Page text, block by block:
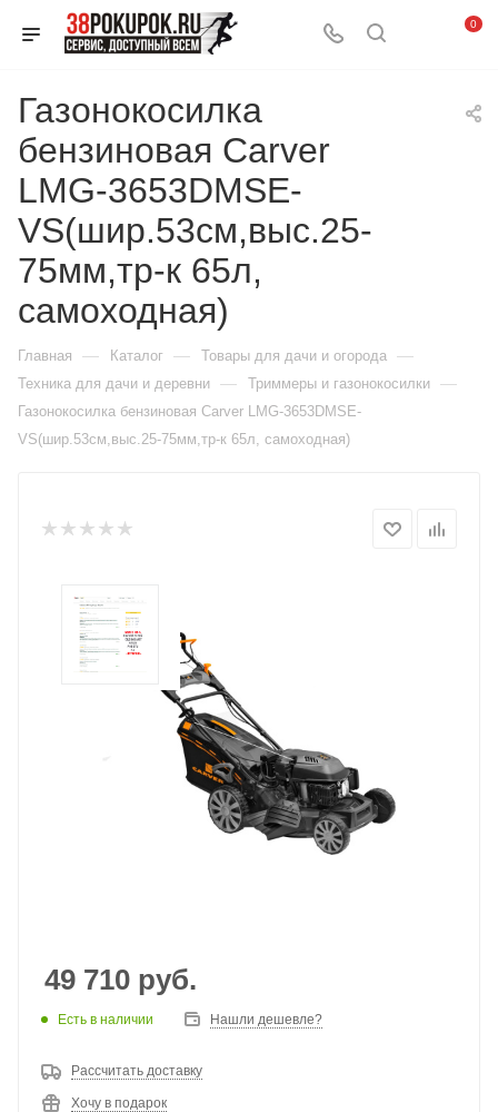
0
Газонокосилка
бензиновая Carver
LMG-3653DMSE-
VS(шир.53см,выс.25-
75мм,тр-к 65л,
самоходная)
Главная — Каталог — Товары для дачи и огорода —
Техника для дачи и деревни — Триммеры и газонокосилки —
Газонокосилка бензиновая Carver LMG-3653DMSE-
VS(шир.53см,выс.25-75мм,тр-к 65л, самоходная)
49 710 руб.
Есть в наличии Нашли дешевле?
Рассчитать доставку
Хочу в подарок